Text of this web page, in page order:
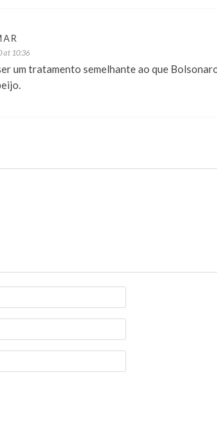
at 10:36
um tratamento semelhante ao que